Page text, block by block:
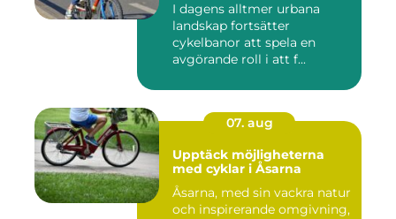
I dagens alltmer urbana
landskap fortsätter
cykelbanor att spela en
avgörande roll i att f...
07. aug
Upptäck möjligheterna
med cyklar i Åsarna
Åsarna, med sin vackra natur
och inspirerande omgivning,